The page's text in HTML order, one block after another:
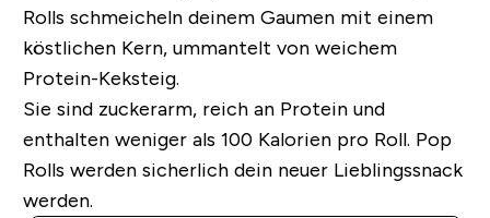
Rolls schmeicheln deinem Gaumen mit einem
köstlichen Kern, ummantelt von weichem
Protein-Keksteig.
Sie sind zuckerarm, reich an Protein und
enthalten weniger als 100 Kalorien pro Roll. Pop
Rolls werden sicherlich dein neuer Lieblingssnack
werden.